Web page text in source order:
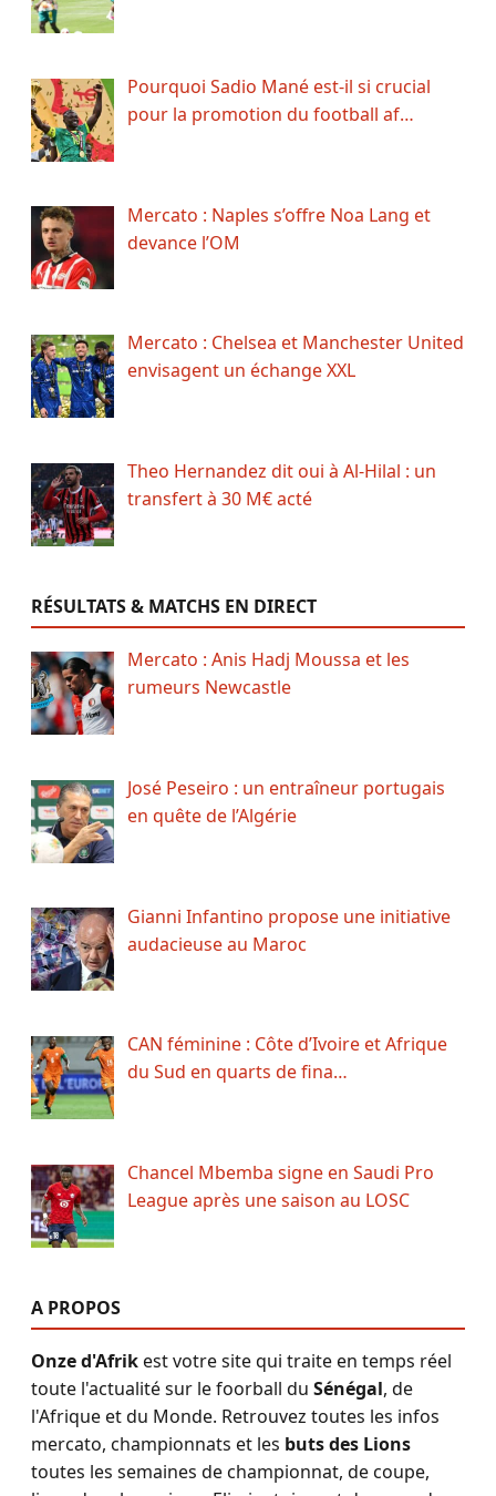
Pourquoi Sadio Mané est-il si crucial
pour la promotion du football af…
Mercato : Naples s’offre Noa Lang et
devance l’OM
Mercato : Chelsea et Manchester United
envisagent un échange XXL
Theo Hernandez dit oui à Al-Hilal : un
transfert à 30 M€ acté
RÉSULTATS & MATCHS EN DIRECT
Mercato : Anis Hadj Moussa et les
rumeurs Newcastle
José Peseiro : un entraîneur portugais
en quête de l’Algérie
Gianni Infantino propose une initiative
audacieuse au Maroc
CAN féminine : Côte d’Ivoire et Afrique
du Sud en quarts de fina…
Chancel Mbemba signe en Saudi Pro
League après une saison au LOSC
A PROPOS
Onze d'Afrikest votre site qui traite en temps réel
toute l'actualité sur le foorball du Sénégal, de
l'Afrique et du Monde. Retrouvez toutes les infos
mercato, championnats et les buts des Lions
toutes les semaines de championnat, de coupe,